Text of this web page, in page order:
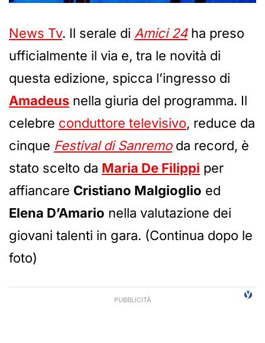
News Tv. Il serale di Amici 24ha preso
ufficialmente il via e, tra le novità di
questa edizione, spicca l’ingresso di
Amadeus nella giuria del programma. Il
celebre conduttore televisivo, reduce da
cinque Festival di Sanremoda record, è
stato scelto da Maria De Filippi per
affiancare Cristiano Malgioglio ed
Elena D’Amario nella valutazione dei
giovani talenti in gara. (Continua dopo le
foto)